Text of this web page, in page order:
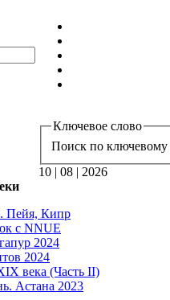
Ключевое слово
Поиск по ключевому
10 | 08 | 2026
Пейя, Кипр
с NNUE
2024
2024
века (Часть II)
Астана 2023